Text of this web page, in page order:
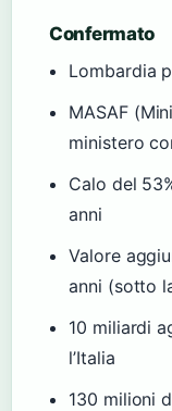
Confermato
Lombardia
MASAF
ministero
Calo del
anni
Valore
anni (sotto
10 miliardi
l’Italia
130 milioni